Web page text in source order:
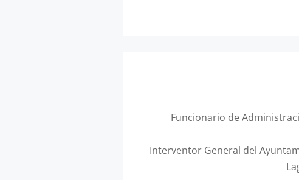
Funcionario de
Interventor General del